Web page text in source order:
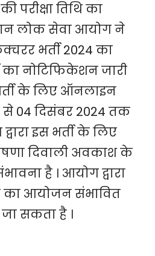
परीक्षा तिथि का
लोक सेवा आयोग ने
भर्ती 2024 का
का नोटिफिकेशन जारी
के लिए ऑनलाइन
04 दिसंबर 2024 तक
इस भर्ती के लिए
दिवाली अवकाश के
है । आयोग द्वारा
का आयोजन संभावित
सकता है ।